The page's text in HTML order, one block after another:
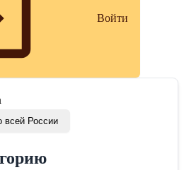
Войти
всей России